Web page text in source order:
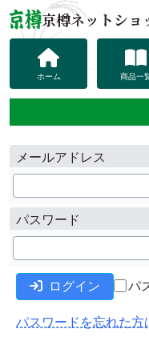
京樽ネットショ
ホーム 商品一
メールアドレス
パスワード
パ
ログイン
パスワードを忘れた方